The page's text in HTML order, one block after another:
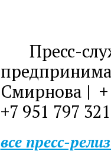
Пресс-
Смирнова | +
+7 951 797
все пресс-